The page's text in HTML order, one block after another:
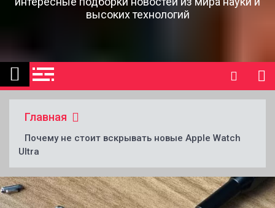
высоких технологий
Главная
Почему не стоит вскрывать новые Apple Watch
Ultra